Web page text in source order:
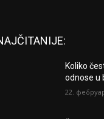
Koliko
odnose u
22.